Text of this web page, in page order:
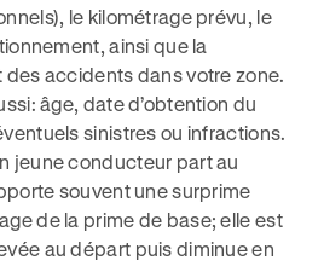
le kilométrage prévu, le
ainsi que la
accidents dans votre zone.
âge, date d’obtention du
sinistres ou infractions.
jeune conducteur part au
souvent une surprime
de la prime de base; elle est
au départ puis diminue en